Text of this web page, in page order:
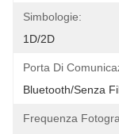
Simbologie:
1D/2D
Porta Di
Bluetooth/senza
Frequenza